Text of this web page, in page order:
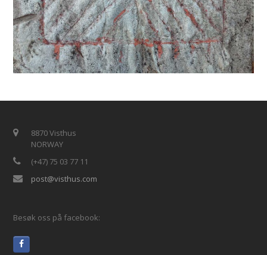
8870 Visthus
NORWAY
(+47) 75 03 77 11
post@visthus.com
Besøk oss på facebook: